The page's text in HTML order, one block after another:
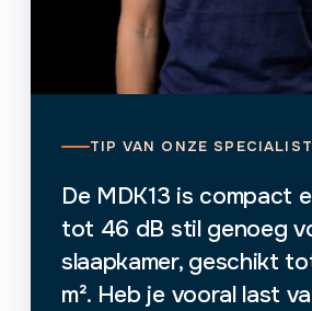
TIP VAN ONZE SPECIALIST
De MDK13 is compact
tot 46 dB stil genoeg
slaapkamer, geschikt
m². Heb je vooral last